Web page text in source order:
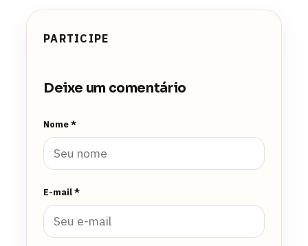
PARTICIPE
Deixe um comentário
Nome *
E-mail *